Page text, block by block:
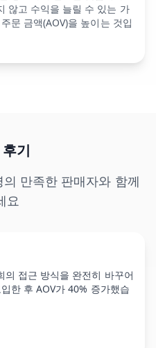
않고 수익을 늘릴 수 있는 가
문 금액(AOV)을 높이는 것입
기
만족한 판매자와 함께
요
접근 방식을 완전히 바꾸어
한 후 AOV가 40% 증가했습